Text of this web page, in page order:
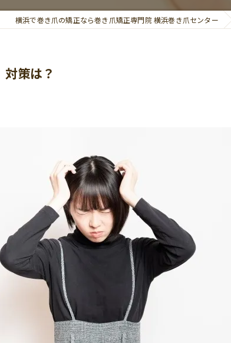
横浜で巻き爪の矯正なら巻き爪矯正専門院 横浜巻き爪センター
対策は？